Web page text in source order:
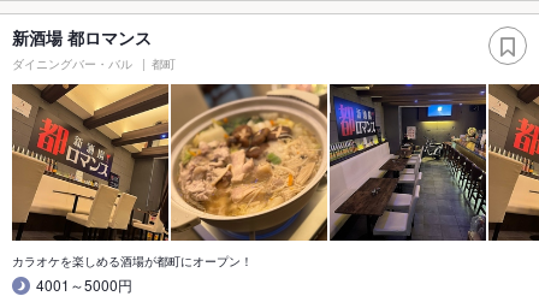
新酒場 都ロマンス
ダイニングバー・バル 都町
カラオケを楽しめる酒場が都町にオープン！
4001～5000円